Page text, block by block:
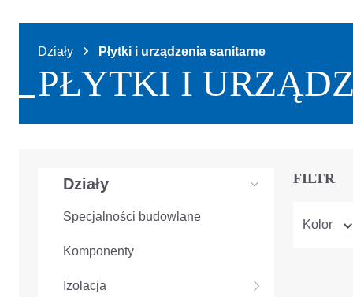
Działy Płytki i urządzenia sanitarne
PŁYTKI I
Działy
Specjalności budowlane
Komponenty
Izolacja
FILTR
Kolor